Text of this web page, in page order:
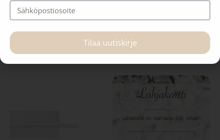
35,90€
Valitse vaihtoehdoista Valitse vaihtoehdoista
Tilaa uutiskirje